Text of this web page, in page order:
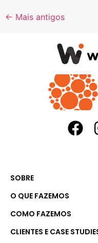
← Mais antigos
SOBRE
O QUE FAZEMOS
COMO FAZEMOS
CLIENTES E CASE